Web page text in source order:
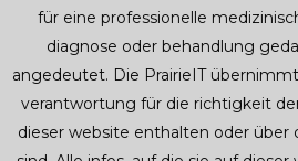
für eine professionelle
diagnose oder behandlung
angedeutet. Die PrairieIT
verantwortung für die richtigkeit
dieser website enthalten oder über